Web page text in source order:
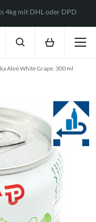
4kg mit DHL oder DPD
Aloe White Grape, 300 ml